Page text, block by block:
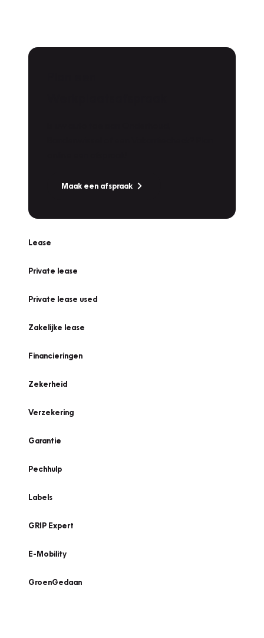
Maak een afspraak
Lease
Private lease
Private lease used
Zakelijke lease
Financieringen
Zekerheid
Verzekering
Garantie
Pechhulp
Labels
GRIP Expert
E-Mobility
GroenGedaan